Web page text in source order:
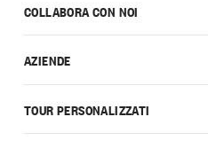
COLLABORA CON NOI
AZIENDE
TOUR PERSONALIZZATI